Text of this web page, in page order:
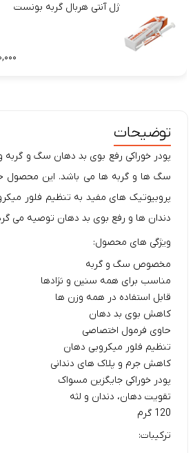
ژل آنتی هربال گربه بونست
توضیحات
سگ ها و گربه ها می باشد. این محصول
پروبیوتیک های مفید به تنظیم فلور
دندان ها و رفع بوی بد دهان توصیه می
ویژگی های محصول:
مخصوص سگ و گربه
مناسب برای همه سنین و نژادها
قابل استفاده در همه وزن ها
کاهش بوی بد دهان
حاوی فرمول اختصاصی
تنظیم فلور میکروبی دهان
کاهش جرم و پلاک های دندانی
پودر خوراکی جایگزین مسواک
تقویت دهان، دندان و لثه
120 گرم
ترکیبات: